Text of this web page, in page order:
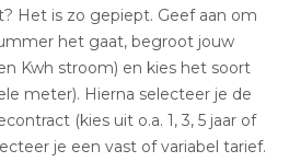
Het is zo gepiept. Geef aan om
het gaat, begroot jouw
Kwh stroom) en kies het soort
meter). Hierna selecteer je de
(kies uit o.a. 1, 3, 5 jaar of
je een vast of variabel tarief.